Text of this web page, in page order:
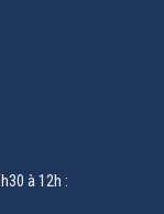
à 12h :